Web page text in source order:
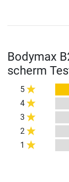
Bodymax
scherm
5
4
3
2
1